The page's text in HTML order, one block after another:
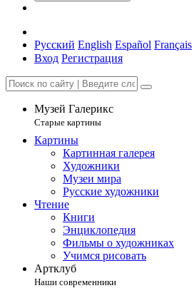
Русский English Español Français
Вход Регистрация
Музей Галерикс
Старые картины
Картины
Картинная галерея
Художники
Музеи мира
Русские художники
Чтение
Книги
Энциклопедия
Фильмы о художниках
Учимся рисовать
Артклуб
Наши современники